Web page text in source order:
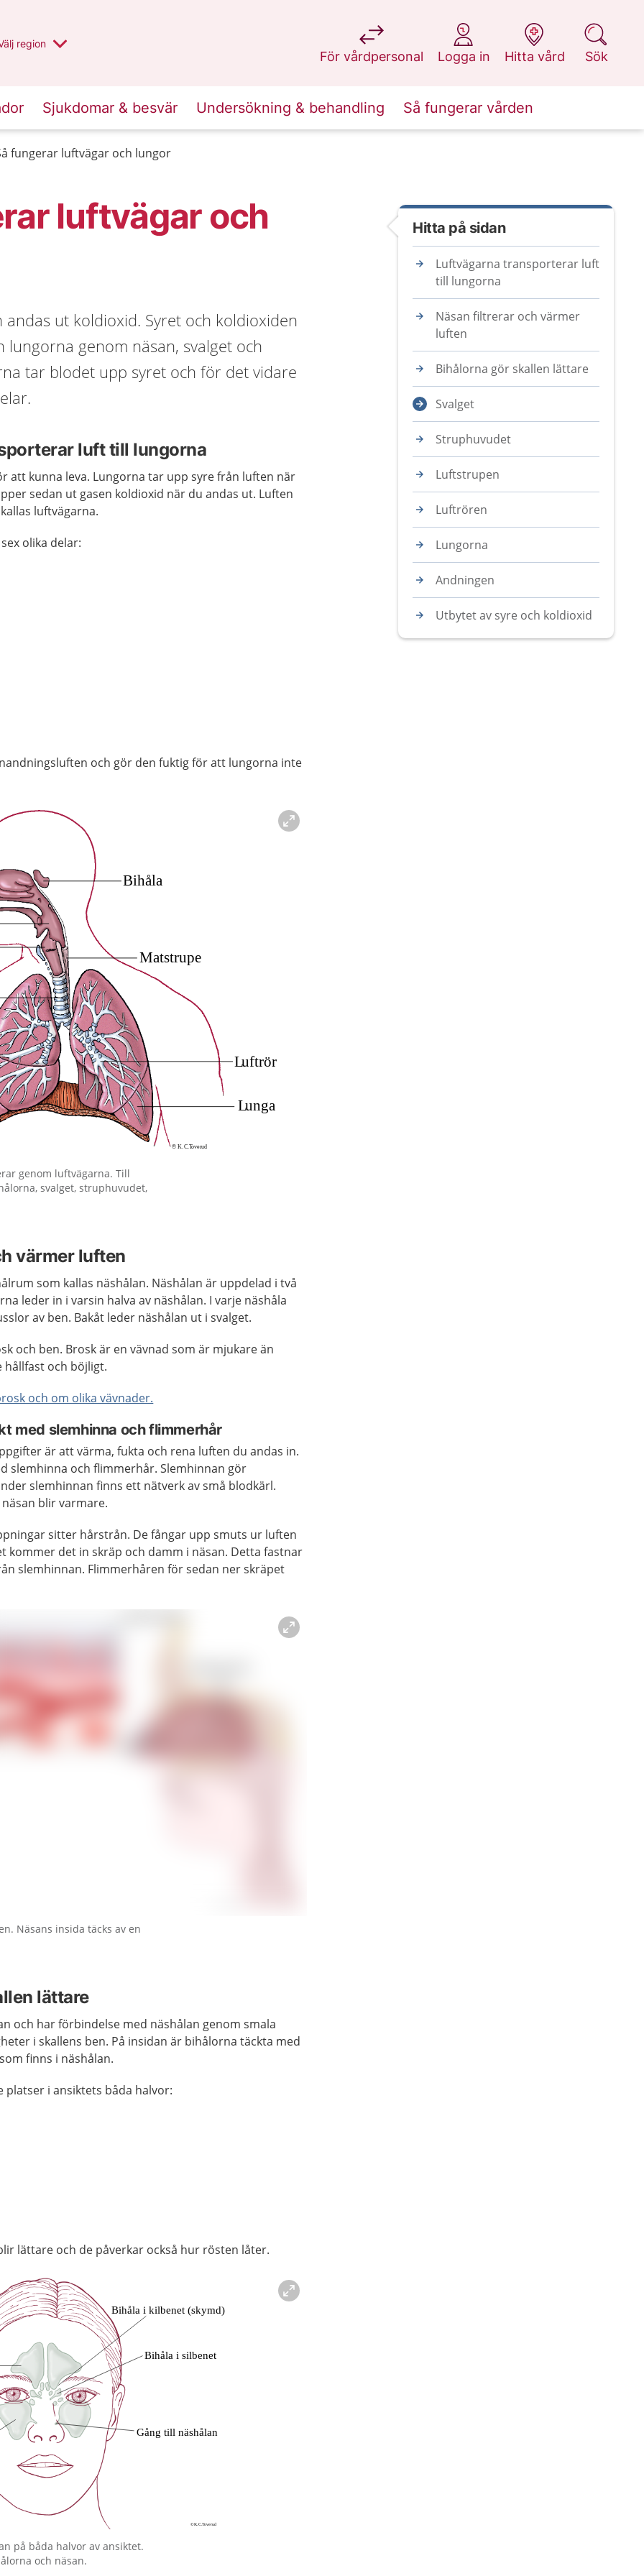
har valt region
en annan
region
För vårdpersonal
på 1177.se
Logga in
på 1177.se
Hitta vård
på 1177.se
Sök
på 1177.se
Sjukdomar & besvär Undersökning & behandling Så fungerar vården
fungerar luftvägar och lungor
luftvägar och
andas ut koldioxid. Syret och koldioxiden
lungorna genom näsan, svalget och
tar blodet upp syret och för det vidare
luft till lungorna
att kunna leva. Lungorna tar upp syre från luften när
sedan ut gasen koldioxid när du andas ut. Luften
luftvägarna.
olika delar:
och gör den fuktig för att lungorna inte
genom luftvägarna. Till
svalget, struphuvudet,
värmer luften
som kallas näshålan. Näshålan är uppdelad i två
leder in i varsin halva av näshålan. I varje näshåla
av ben. Bakåt leder näshålan ut i svalget.
och ben. Brosk är en vävnad som är mjukare än
hållfast och böjligt.
och om olika vävnader.
med slemhinna och flimmerhår
är att värma, fukta och rena luften du andas in.
slemhinna och flimmerhår. Slemhinnan gör
slemhinnan finns ett nätverk av små blodkärl.
blir varmare.
sitter hårstrån. De fångar upp smuts ur luften
kommer det in skräp och damm i näsan. Detta fastnar
slemhinnan. Flimmerhåren för sedan ner skräpet
Näsans insida täcks av en
lättare
och har förbindelse med näshålan genom smala
i skallens ben. På insidan är bihålorna täckta med
finns i näshålan.
i ansiktets båda halvor:
lättare och de påverkar också hur rösten låter.
på båda halvor av ansiktet.
och näsan.
Hitta på sidan
Luftvägarna transporterar luft
till lungorna
Näsan filtrerar och värmer
luften
Bihålorna gör skallen lättare
Svalget
Struphuvudet
Luftstrupen
Luftrören
Lungorna
Andningen
Utbytet av syre och koldioxid